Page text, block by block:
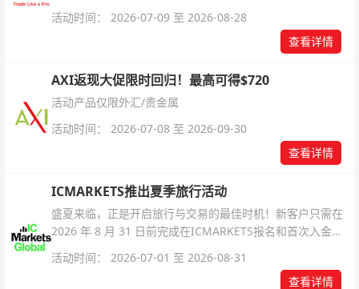
解锁无限倍杠杆福利，无需额外复杂操作。
活动时间： 2026-07-09 至 2026-08-28
查看详情
AXI返现大促限时回归！最高可得$720
活动产品仅限外汇/贵金属
活动时间： 2026-07-08 至 2026-09-30
查看详情
ICMARKETS推出夏季旅行活动
盛夏来临，正是开启旅行与交易的最佳时机！新客户只需在
2026 年 8 月 31 日前完成在ICMARKETS报名和首次入金即
可参与！
活动时间： 2026-07-01 至 2026-08-31
查看详情